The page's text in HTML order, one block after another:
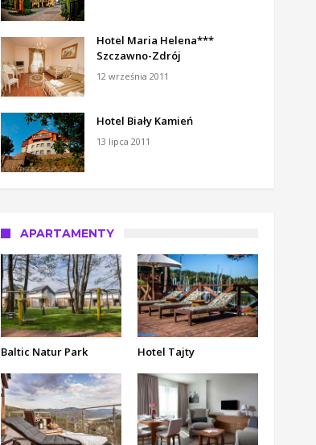
Hotel Maria Helena***
Szczawno-Zdrój
12 września 2011
Hotel Biały Kamień
13 lipca 2011
APARTAMENTY
Baltic Natur Park Hotel Tajty